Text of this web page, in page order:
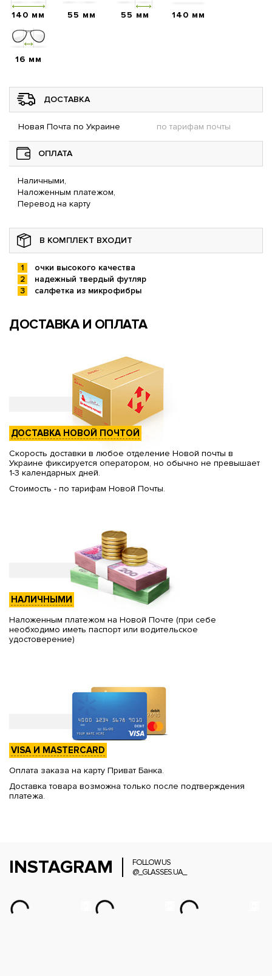
140 мм 55 мм 55 мм 140 мм
16 мм
ДОСТАВКА
Новая Почта по Украине по тарифам почты
ОПЛАТА
Наличными,
Наложенным платежом,
Перевод на карту
В КОМПЛЕКТ ВХОДИТ
очки высокого качества
надежный твердый футляр
салфетка из микрофибры
ДОСТАВКА И ОПЛАТА
ДОСТАВКА НОВОЙ ПОЧТОЙ
Скорость доставки в любое отделение Новой почты в
Украине фиксируется оператором, но обычно не превышает
1-3 календарных дней.
Стоимость - по тарифам Новой Почты.
НАЛИЧНЫМИ
Наложенным платежом на Новой Почте (при себе
необходимо иметь паспорт или водительское
удостоверение)
VISA И MASTERCARD
Оплата заказа на карту Приват Банка.
Доставка товара возможна только после подтверждения
платежа.
INSTAGRAM
FOLLOW US
@_GLASSES.UA_